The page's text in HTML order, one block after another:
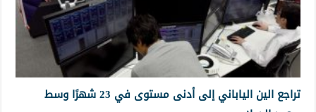
تراجع الين الياباني إلى أدنى مستوى في 23 شهرًا وسط